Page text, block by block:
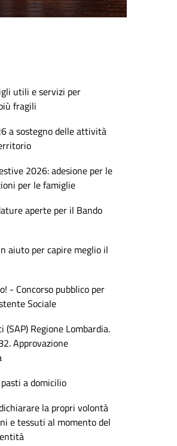
utili e servizi per
fragili
a sostegno delle attività
2026: adesione per le
per le famiglie
aperte per il Bando
aiuto per capire meglio il
- Concorso pubblico per
Sociale
Regione Lombardia.
Approvazione
a domicilio
la propri volontà
e tessuti al momento del